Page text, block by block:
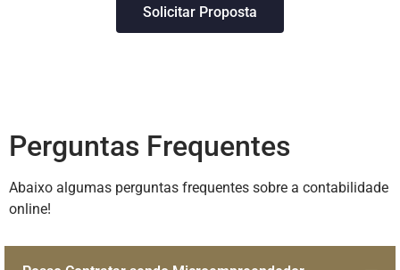
Solicitar Proposta
Perguntas Frequentes
Abaixo algumas perguntas frequentes sobre a contabilidade
online!